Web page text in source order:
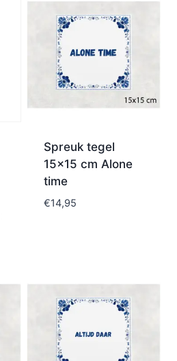
Spreuk tegel
15×15 cm Alone
time
€14,95